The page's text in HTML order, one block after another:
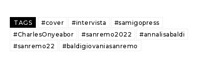
TAGS #cover #intervista
#samigopress
#CharlesOnyeabor
#sanremo2022
#annalisabaldi
#sanremo22
#baldigiovaniasanremo